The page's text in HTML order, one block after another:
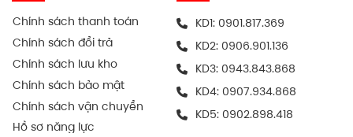
Chính sách thanh toán
Chính sách đổi trả
Chính sách lưu kho
Chính sách bảo mật
Chính sách vận chuyển
Hồ sơ năng lực
KD1: 0901.817.369
KD2: 0906.901.136
KD3: 0943.843.868
KD4: 0907.934.868
KD5: 0902.898.418